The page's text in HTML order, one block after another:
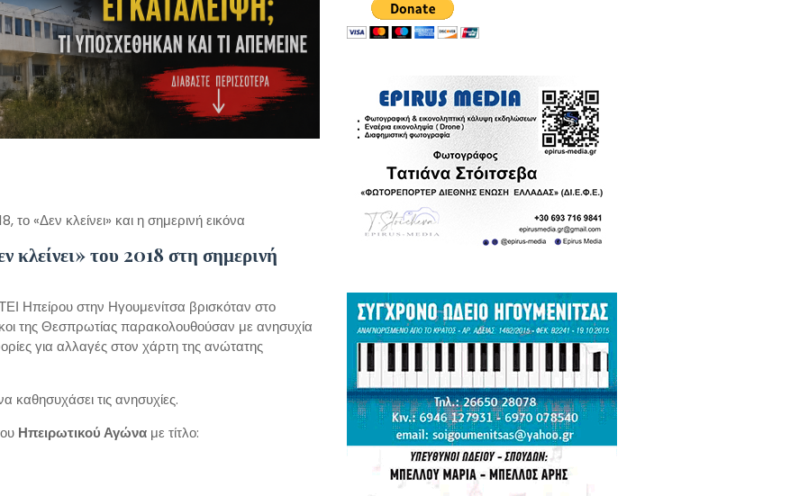
το «Δεν κλείνει» και η σημερινή εικόνα
του 2018 στη σημερινή
Ηπείρου στην Ηγουμενίτσα βρισκόταν στο
της Θεσπρωτίας παρακολουθούσαν με ανησυχία
για αλλαγές στον χάρτη της ανώτατης
καθησυχάσει τις ανησυχίες.
Ηπειρωτικού Αγώνα με τίτλο: